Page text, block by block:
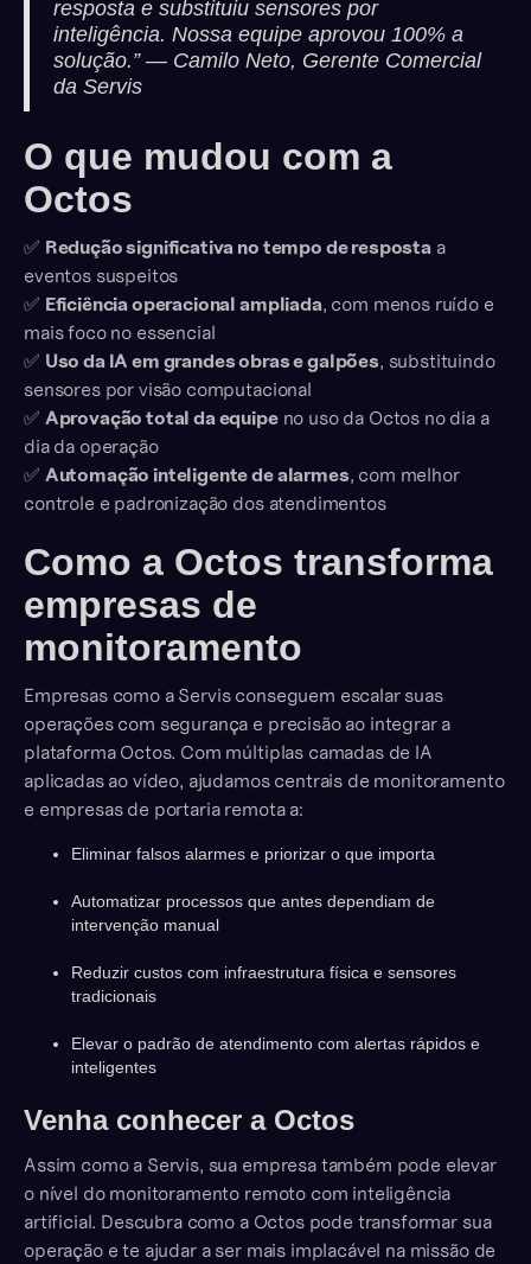
resposta e substituiu sensores por
inteligência. Nossa equipe aprovou 100% a
solução.” — Camilo Neto, Gerente Comercial
da Servis
O que mudou com a
Octos
✅ Redução significativa no tempo de respostaa
eventos suspeitos
✅ Eficiência operacional ampliada, com menos ruído e
mais foco no essencial
✅ Uso da IA em grandes obras e galpões, substituindo
sensores por visão computacional
✅ Aprovação total da equipeno uso da Octos no dia a
dia da operação
✅ Automação inteligente de alarmes, com melhor
controle e padronização dos atendimentos
Como a Octos transforma
empresas de
monitoramento
Empresas como a Servis conseguem escalar suas
operações com segurança e precisão ao integrar a
plataforma Octos. Com múltiplas camadas de IA
aplicadas ao vídeo, ajudamos centrais de monitoramento
e empresas de portaria remota a:
Eliminar falsos alarmes e priorizar o que importa
Automatizar processos que antes dependiam de
intervenção manual
Reduzir custos com infraestrutura física e sensores
tradicionais
Elevar o padrão de atendimento com alertas rápidos e
inteligentes
Venha conhecer a Octos
Assim como a Servis, sua empresa também pode elevar
o nível do monitoramento remoto com inteligência
artificial. Descubra como a Octos pode transformar sua
operação e te ajudar a ser mais implacável na missão de